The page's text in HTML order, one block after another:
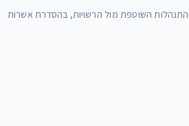
בהתנהלות השוטפת מול הרשויות, בהסדרת אשרות